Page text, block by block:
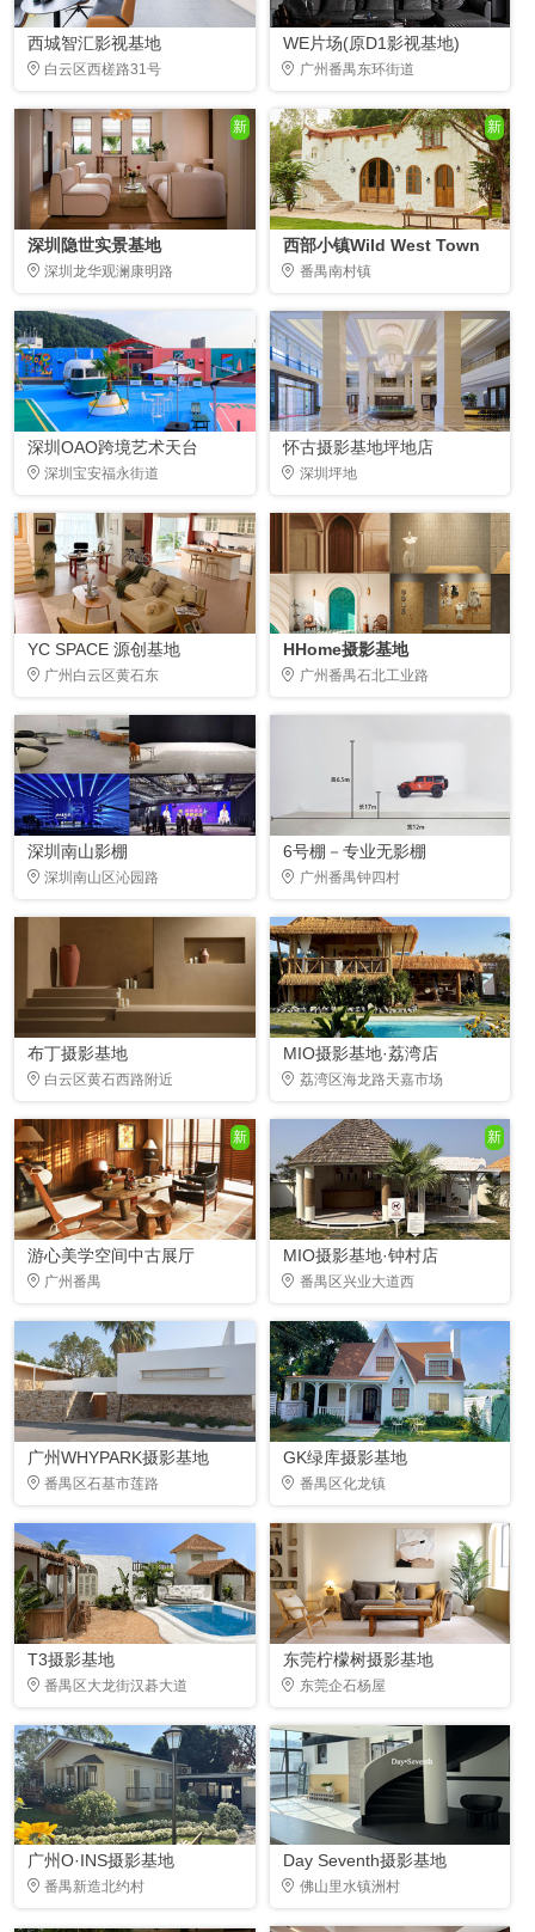
西城智汇影视基地
白云区西槎路31号
WE片场(原D1影视基地)
广州番禺东环街道
新
深圳隐世实景基地
深圳龙华观澜康明路
新
西部小镇Wild West Town
番禺南村镇
深圳OAO跨境艺术天台
深圳宝安福永街道
怀古摄影基地坪地店
深圳坪地
YC SPACE 源创基地
广州白云区黄石东
HHome摄影基地
广州番禺石北工业路
深圳南山影棚
深圳南山区沁园路
6号棚－专业无影棚
广州番禺钟四村
布丁摄影基地
白云区黄石西路附近
MIO摄影基地·荔湾店
荔湾区海龙路天嘉市场
新
游心美学空间中古展厅
广州番禺
新
MIO摄影基地·钟村店
番禺区兴业大道西
广州WHYPARK摄影基地
番禺区石基市莲路
GK绿库摄影基地
番禺区化龙镇
T3摄影基地
番禺区大龙街汉碁大道
东莞柠檬树摄影基地
东莞企石杨屋
广州O·INS摄影基地
番禺新造北约村
Day Seventh摄影基地
佛山里水镇洲村